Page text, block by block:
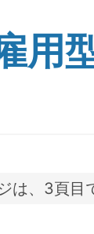
用
は、3頁目